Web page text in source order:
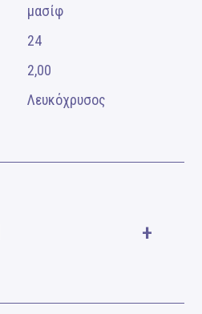
μασίφ
24
2,00
Λευκόχρυσος